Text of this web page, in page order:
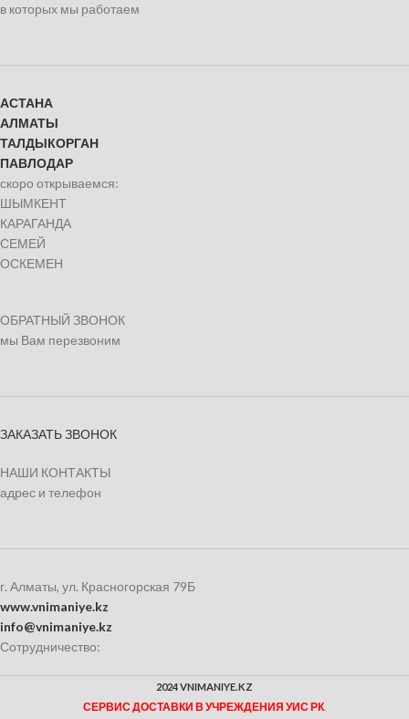
в которых мы работаем
АСТАНА
АЛМАТЫ
ТАЛДЫКОРГАН
ПАВЛОДАР
скоро открываемся:
ШЫМКЕНТ
КАРАГАНДА
СЕМЕЙ
ОСКЕМЕН
ОБРАТНЫЙ ЗВОНОК
мы Вам перезвоним
ЗАКАЗАТЬ ЗВОНОК
НАШИ КОНТАКТЫ
адрес и телефон
г. Алматы, ул. Красногорская 79Б
www.vnimaniye.kz
info@vnimaniye.kz
Сотрудничество:
2024 VNIMANIYE.KZ
СЕРВИС ДОСТАВКИ В УЧРЕЖДЕНИЯ УИС РК